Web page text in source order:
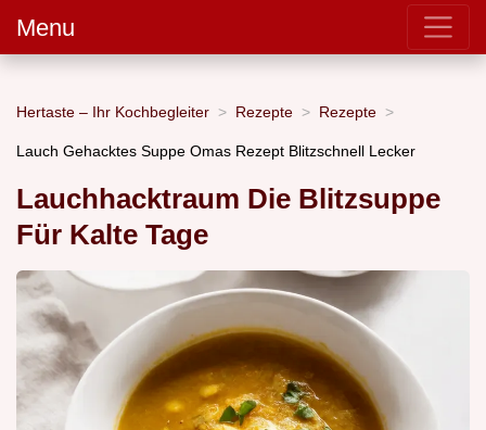
Menu
Hertaste – Ihr Kochbegleiter Rezepte Rezepte
Lauch Gehacktes Suppe Omas Rezept Blitzschnell Lecker
Lauchhacktraum Die Blitzsuppe
Für Kalte Tage